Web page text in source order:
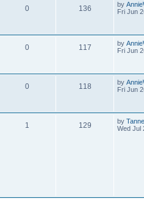
0 136 by
Fri Jun
0 117 by
Fri Jun
0 118 by
Fri Jun
1 129 by
Wed Jul